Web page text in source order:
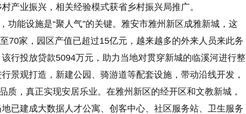
产业振兴，相关经验模式获省乡村振兴局推广。
功能设施是“聚人气”的关键。雅安市雅州新区成雅新城，这
70家，园区产值已超过15亿元，越来越多的外来人员来此务
行投放贷款5094万元，助力当地对贯穿新城的临溪河进行整
景观打造，新建公园、骑游道等配套设施，带动沿线开发，
质，真正实现安居乐业。在雅州新区的经开区和文教新城，
已建成大数据人才公寓、创客中心、社区服务站、卫生服务